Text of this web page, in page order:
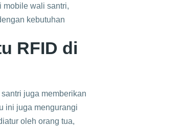
mobile wali santri,
kebutuhan
RFID di
juga memberikan
ini juga mengurangi
oleh orang tua,